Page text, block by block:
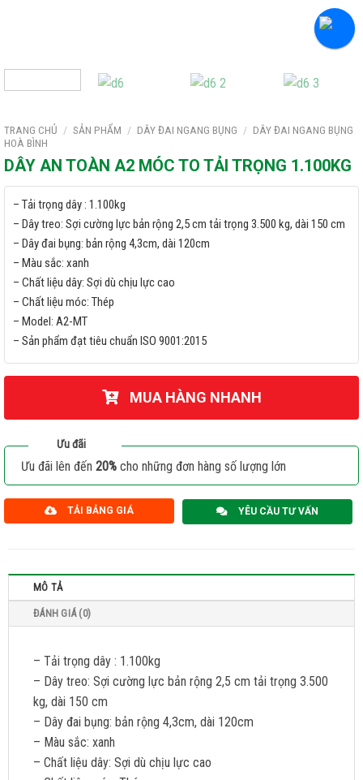
TRANG CHỦ / SẢN PHẨM / DÂY ĐAI NGANG BỤNG / DÂY ĐAI NGANG BỤNG
HOÀ BÌNH
DÂY AN TOÀN A2 MÓC TO TẢI TRỌNG 1.100KG
– Tải trọng dây : 1.100kg
– Dây treo: Sợi cường lực bản rộng 2,5 cm tải trọng 3.500 kg, dài 150 cm
– Dây đai bụng: bản rộng 4,3cm, dài 120cm
– Màu sắc: xanh
– Chất liệu dây: Sợi dù chịu lực cao
– Chất liệu móc: Thép
– Model: A2-MT
– Sản phẩm đạt tiêu chuẩn ISO 9001:2015
MUA HÀNG NHANH
Ưu đãi
Ưu đãi lên đến 20% cho những đơn hàng số lượng lớn
TẢI BẢNG GIÁ YÊU CẦU TƯ VẤN
MÔ TẢ
ĐÁNH GIÁ (0)
– Tải trọng dây : 1.100kg
– Dây treo: Sợi cường lực bản rộng 2,5 cm tải trọng 3.500
kg, dài 150 cm
– Dây đai bụng: bản rộng 4,3cm, dài 120cm
– Màu sắc: xanh
– Chất liệu dây: Sợi dù chịu lực cao